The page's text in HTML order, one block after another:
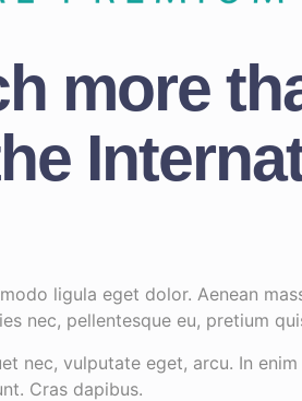
more
ligula eget dolor. Aenean
nec, pellentesque eu, pretium
nec, vulputate eget, arcu. In
Cras dapibus.